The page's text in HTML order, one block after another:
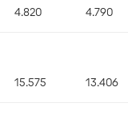
4.820 4.790
15.575 13.406